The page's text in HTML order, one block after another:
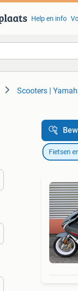
Help en info
Scooters |
Fietsen